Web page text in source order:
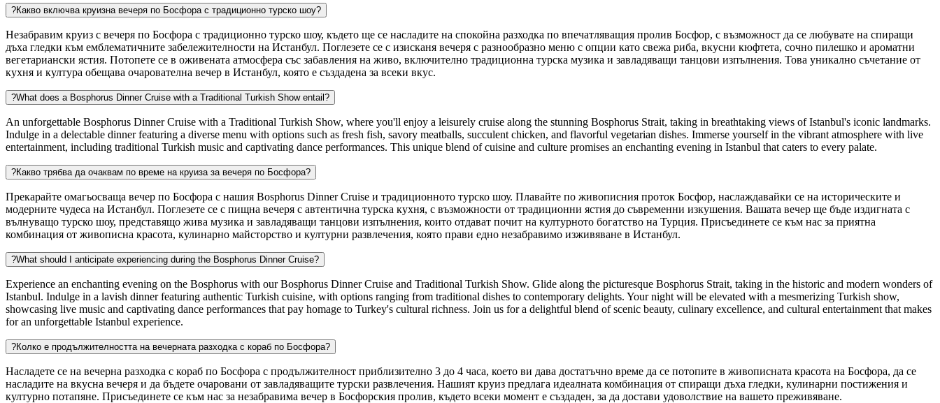
?Какво включва круизна вечеря по Босфора с традиционно турско шоу?
Незабравим круиз с вечеря по Босфора с традиционно турско шоу, където ще се насладите на спокойна разходка по впечатляващия пролив Босфор, с възможност да се любувате на спиращи
дъха гледки към емблематичните забележителности на Истанбул. Поглезете се с изисканя вечеря с разнообразно меню с опции като свежа риба, вкусни кюфтета, сочно пилешко и ароматни
вегетариански ястия. Потопете се в оживената атмосфера със забавления на живо, включително традиционна турска музика и завладяващи танцови изпълнения. Това уникално съчетание от
кухня и култура обещава очарователна вечер в Истанбул, която е създадена за всеки вкус.
?What does a Bosphorus Dinner Cruise with a Traditional Turkish Show entail?
An unforgettable Bosphorus Dinner Cruise with a Traditional Turkish Show, where you'll enjoy a leisurely cruise along the stunning Bosphorus Strait, taking in breathtaking views of Istanbul's iconic landmarks.
Indulge in a delectable dinner featuring a diverse menu with options such as fresh fish, savory meatballs, succulent chicken, and flavorful vegetarian dishes. Immerse yourself in the vibrant atmosphere with live
entertainment, including traditional Turkish music and captivating dance performances. This unique blend of cuisine and culture promises an enchanting evening in Istanbul that caters to every palate.
?Какво трябва да очаквам по време на круиза за вечеря по Босфора?
Прекарайте омагьосваща вечер по Босфора с нашия Bosphorus Dinner Cruise и традиционното турско шоу. Плавайте по живописния проток Босфор, наслаждавайки се на историческите и
модерните чудеса на Истанбул. Поглезете се с пищна вечеря с автентична турска кухня, с възможности от традиционни ястия до съвременни изкушения. Вашата вечер ще бъде издигната с
вълнуващо турско шоу, представящо жива музика и завладяващи танцови изпълнения, които отдават почит на културното богатство на Турция. Присъединете се към нас за приятна
комбинация от живописна красота, кулинарно майсторство и културни развлечения, която прави едно незабравимо изживяване в Истанбул.
?What should I anticipate experiencing during the Bosphorus Dinner Cruise?
Experience an enchanting evening on the Bosphorus with our Bosphorus Dinner Cruise and Traditional Turkish Show. Glide along the picturesque Bosphorus Strait, taking in the historic and modern wonders of
Istanbul. Indulge in a lavish dinner featuring authentic Turkish cuisine, with options ranging from traditional dishes to contemporary delights. Your night will be elevated with a mesmerizing Turkish show,
showcasing live music and captivating dance performances that pay homage to Turkey's cultural richness. Join us for a delightful blend of scenic beauty, culinary excellence, and cultural entertainment that makes
for an unforgettable Istanbul experience.
?Колко е продължителността на вечерната разходка с кораб по Босфора?
Насладете се на вечерна разходка с кораб по Босфора с продължителност приблизително 3 до 4 часа, което ви дава достатъчно време да се потопите в живописната красота на Босфора, да се
насладите на вкусна вечеря и да бъдете очаровани от завладяващите турски развлечения. Нашият круиз предлага идеалната комбинация от спиращи дъха гледки, кулинарни постижения и
културно потапяне. Присъединете се към нас за незабравима вечер в Босфорския пролив, където всеки момент е създаден, за да достави удоволствие на вашето преживяване.